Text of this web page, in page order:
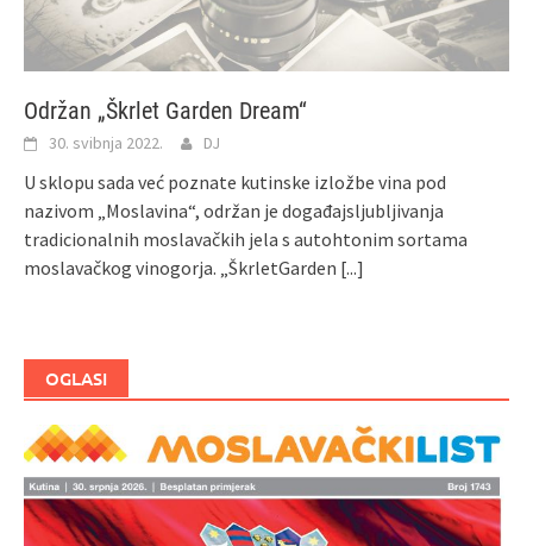
Održan „Škrlet Garden Dream“
30. svibnja 2022. DJ
U sklopu sada već poznate kutinske izložbe vina pod
nazivom „Moslavina“, održan je događajsljubljivanja
tradicionalnih moslavačkih jela s autohtonim sortama
moslavačkog vinogorja. „ŠkrletGarden [...]
OGLASI